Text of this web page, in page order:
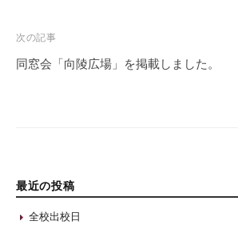
次の記事
同窓会「向陵広場」を掲載しました。
最近の投稿
全校出校日